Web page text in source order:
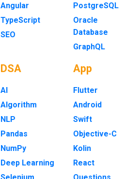
Angular
TypeScript
SEO
PostgreSQL
Oracle
Database
GraphQL
DSA
AI
Algorithm
NLP
Pandas
NumPy
Deep Learning
Selenium
App
Flutter
Android
Swift
Objective-C
Kolin
React
Questions